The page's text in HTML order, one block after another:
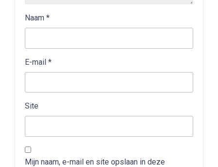
Naam *
E-mail *
Site
Mijn naam, e-mail en site opslaan in deze